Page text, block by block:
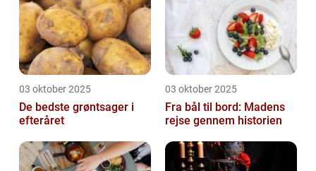
03 oktober 2025
De bedste grøntsager i
efteråret
03 oktober 2025
Fra bål til bord: Madens
rejse gennem historien